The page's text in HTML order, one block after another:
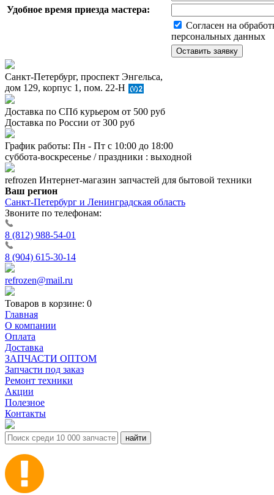
Удобное время приезда мастера:
Согласен на
персональных данных
Санкт-Петербург, проспект Энгельса,
дом 129, корпус 1, пом. 22-Н
Доставка по СПб курьером от 500 руб
Доставка по России от 300 руб
График работы: Пн - Пт с 10:00 до 18:00
суббота-воскресенье / праздники : выходной
refrozen Интернет-магазин запчастей для бытовой техники
Ваш регион
Санкт-Петербург и Ленинградская область
Звоните по телефонам:
8 (812) 988-54-01
8 (904) 615-30-14
refrozen@mail.ru
Товаров в корзине: 0
Главная
О компании
Оплата
Доставка
ЗАПЧАСТИ ОПТОМ
Запчасти под заказ
Ремонт техники
Акции
Полезное
Контакты